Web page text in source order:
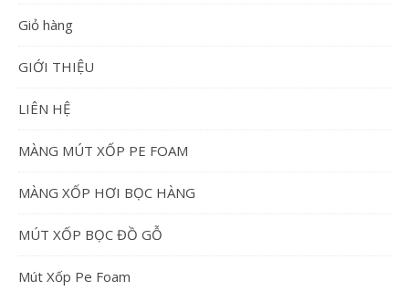
Giỏ hàng
GIỚI THIỆU
LIÊN HỆ
MÀNG MÚT XỐP PE FOAM
MÀNG XỐP HƠI BỌC HÀNG
MÚT XỐP BỌC ĐỒ GỖ
Mút Xốp Pe Foam